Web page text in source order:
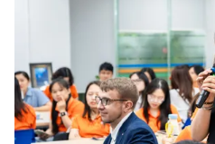
VTV Sức khoẻ